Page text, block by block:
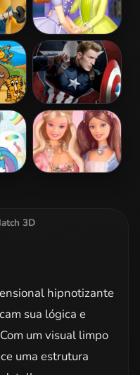
Sofia And
Friends Jigsaw
Puzzle
Captain
America Civil
War Jigsaw
3D
hipnotizante
sua lógica e
um visual limpo
uma estrutura